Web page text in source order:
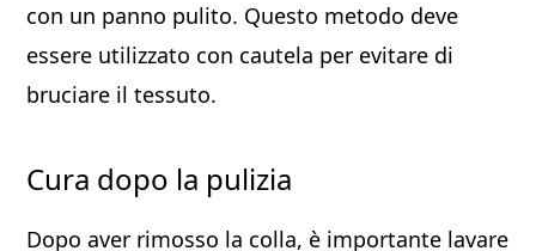
con un panno pulito. Questo metodo deve
essere utilizzato con cautela per evitare di
bruciare il tessuto.
Cura dopo la pulizia
Dopo aver rimosso la colla, è importante lavare